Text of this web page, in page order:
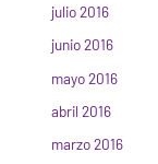
julio 2016
junio 2016
mayo 2016
abril 2016
marzo 2016